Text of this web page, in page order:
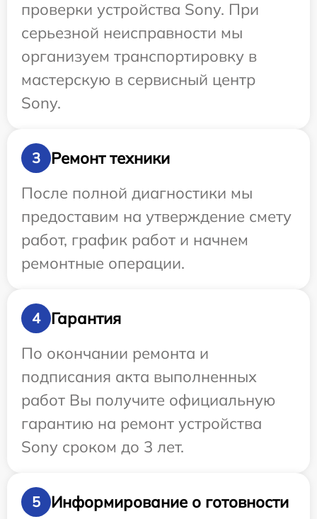
проверки устройства Sony. При
серьезной неисправности мы
организуем транспортировку в
мастерскую в сервисный центр
Sony.
3
Ремонт техники
После полной диагностики мы
предоставим на утверждение смету
работ, график работ и начнем
ремонтные операции.
4
Гарантия
По окончании ремонта и
подписания акта выполненных
работ Вы получите официальную
гарантию на ремонт устройства
Sony сроком до 3 лет.
5
Информирование о готовности